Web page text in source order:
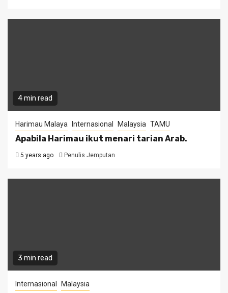
4 min read
Harimau Malaya Internasional Malaysia TAMU
Apabila Harimau ikut menari tarian Arab.
5 years ago Penulis Jemputan
3 min read
Internasional Malaysia